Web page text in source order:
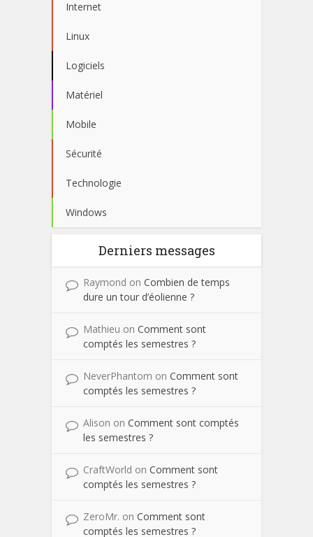
Internet
Linux
Logiciels
Matériel
Mobile
Sécurité
Technologie
Windows
Derniers messages
Raymond on Combien de temps
dure un tour d’éolienne ?
Mathieu on Comment sont
comptés les semestres ?
NeverPhantom on Comment sont
comptés les semestres ?
Alison on Comment sont comptés
les semestres ?
CraftWorld on Comment sont
comptés les semestres ?
ZeroMr. on Comment sont
comptés les semestres ?